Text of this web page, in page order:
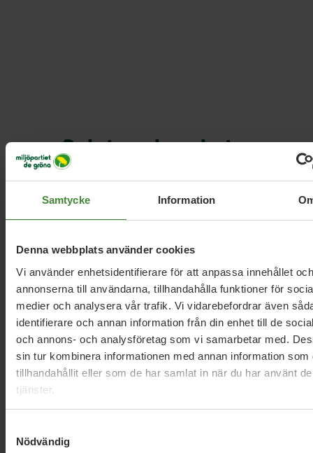
Samtycke Information
Denna webbplats använder cookies
Vi använder enhetsidentifierare för att anpassa innehållet och
annonserna till användarna, tillhandahålla funktioner för
medier och analysera vår trafik. Vi vidarebefordrar även
identifierare och annan information från din enhet till de
och annons- och analysföretag som vi samarbetar med.
sin tur kombinera informationen med annan information som
tillhandahållit eller som de har samlat in när du har använt
tjänster.
Nödvändig
Relaterade nyheter
Karlstad, 28 mars 2022
gruvföretagets vinst före samernas
Karlstad, 19 december 2021
Nu tar Wermland opera plats på
Orrholmen
Karlstad, 12 augusti 2020
Skutberget